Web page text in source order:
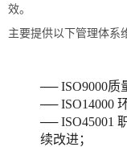
效。
主要提供以下管理体系
── ISO9000质
── ISO14000
── ISO45001
续改进；